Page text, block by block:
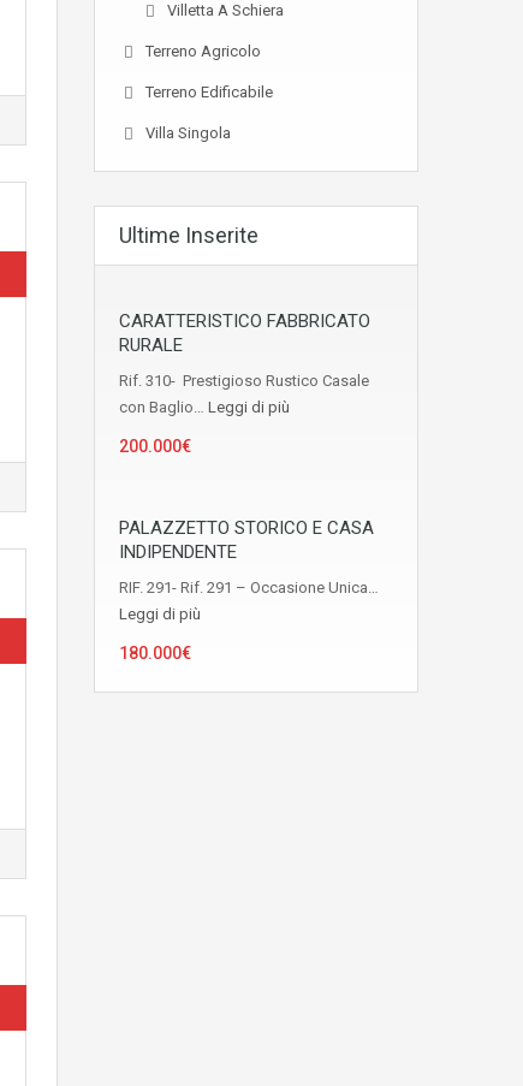
Villetta A Schiera
Terreno Agricolo
Terreno Edificabile
Villa Singola
Ultime Inserite
CARATTERISTICO FABBRICATO
RURALE
Rif. 310- Prestigioso Rustico Casale
con Baglio… Leggi di più
200.000€
PALAZZETTO STORICO E CASA
INDIPENDENTE
RIF. 291- Rif. 291 – Occasione Unica…
Leggi di più
180.000€